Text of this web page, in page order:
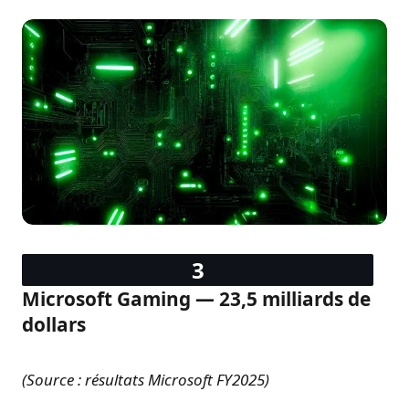
Microsoft Gaming — 23,5 milliards de
dollars
(Source : résultats Microsoft FY2025)